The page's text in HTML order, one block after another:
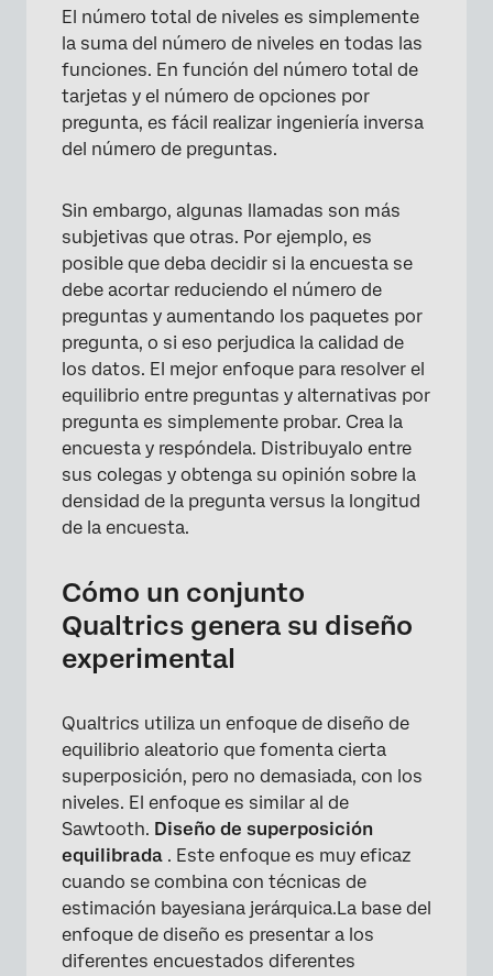
El número total de niveles es simplemente
la suma del número de niveles en todas las
funciones. En función del número total de
tarjetas y el número de opciones por
pregunta, es fácil realizar ingeniería inversa
del número de preguntas.
Sin embargo, algunas llamadas son más
subjetivas que otras. Por ejemplo, es
posible que deba decidir si la encuesta se
debe acortar reduciendo el número de
preguntas y aumentando los paquetes por
pregunta, o si eso perjudica la calidad de
los datos. El mejor enfoque para resolver el
equilibrio entre preguntas y alternativas por
pregunta es simplemente probar. Crea la
encuesta y respóndela. Distribuyalo entre
sus colegas y obtenga su opinión sobre la
densidad de la pregunta versus la longitud
de la encuesta.
Cómo un conjunto
Qualtrics genera su diseño
experimental
Qualtrics utiliza un enfoque de diseño de
equilibrio aleatorio que fomenta cierta
superposición, pero no demasiada, con los
niveles. El enfoque es similar al de
Sawtooth. Diseño de superposición
equilibrada . Este enfoque es muy eficaz
cuando se combina con técnicas de
estimación bayesiana jerárquica.La base del
enfoque de diseño es presentar a los
diferentes encuestados diferentes